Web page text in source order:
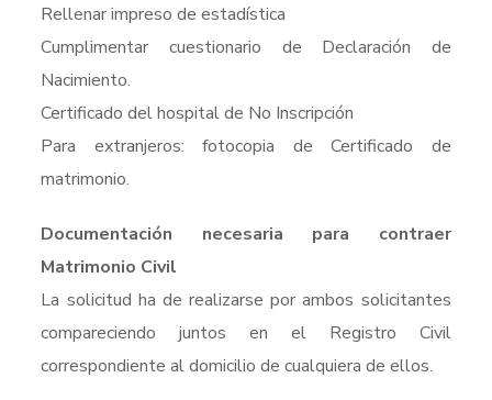
Rellenar impreso de estadística
Cumplimentar cuestionario de Declaración de
Nacimiento.
Certificado del hospital de No Inscripción
Para extranjeros: fotocopia de Certificado de
matrimonio.
Documentación necesaria para contraer
Matrimonio Civil
La solicitud ha de realizarse por ambos solicitantes
compareciendo juntos en el Registro Civil
correspondiente al domicilio de cualquiera de ellos.